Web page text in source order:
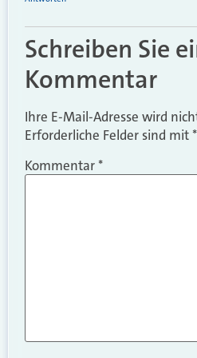
Schreiben Sie
Kommentar
Ihre E-Mail-Adresse wird
Erforderliche Felder sind mit*
Kommentar*